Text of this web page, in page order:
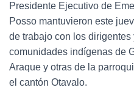
Presidente Ejecutivo de
Posso mantuvieron este
de trabajo con los
comunidades indígenas de
Araque y otras de la
el cantón Otavalo.